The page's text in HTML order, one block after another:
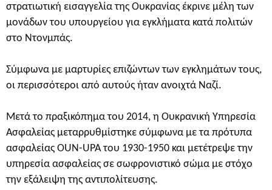
στρατιωτική εισαγγελία της Ουκρανίας έκρινε μέλη των
μονάδων του υπουργείου για εγκλήματα κατά πολιτών
στο Ντονμπάς.
Σύμφωνα με μαρτυρίες επιζώντων των εγκλημάτων τους,
οι περισσότεροι από αυτούς ήταν ανοιχτά Ναζί.
Μετά το πραξικόπημα του 2014, η Ουκρανική Υπηρεσία
Ασφαλείας μεταρρυθμίστηκε σύμφωνα με τα πρότυπα
ασφαλείας OUN-UPA του 1930-1950 και μετέτρεψε την
υπηρεσία ασφαλείας σε σωφρονιστικό σώμα με στόχο
την εξάλειψη της αντιπολίτευσης.